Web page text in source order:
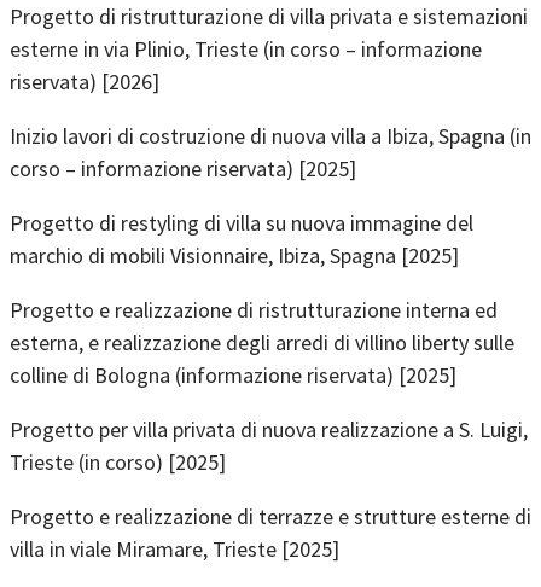
Progetto di ristrutturazione di villa privata e sistemazioni
esterne in via Plinio, Trieste (in corso – informazione
riservata) [2026]
Inizio lavori di costruzione di nuova villa a Ibiza, Spagna (in
corso – informazione riservata) [2025]
Progetto di restyling di villa su nuova immagine del
marchio di mobili Visionnaire, Ibiza, Spagna [2025]
Progetto e realizzazione di ristrutturazione interna ed
esterna, e realizzazione degli arredi di villino liberty sulle
colline di Bologna (informazione riservata) [2025]
Progetto per villa privata di nuova realizzazione a S. Luigi,
Trieste (in corso) [2025]
Progetto e realizzazione di terrazze e strutture esterne di
villa in viale Miramare, Trieste [2025]